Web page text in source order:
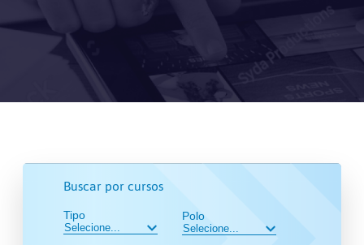
Buscar por cursos
Tipo Polo